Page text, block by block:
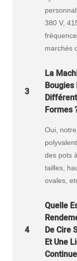
380 V,
marchés
3
La
Bougies
Formes
Oui,
des pots
tailles,
ovales,
4
Quelle
De Cire
Et Une